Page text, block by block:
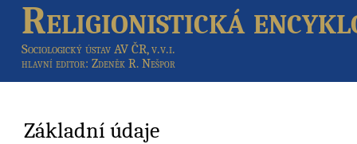
Religionistická
Sociologický ústav AV ČR, v.v.i.
hlavní editor: Zdeněk R. Nešpor
Základní údaje